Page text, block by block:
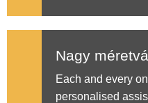
Nagy
Each and every
personalised